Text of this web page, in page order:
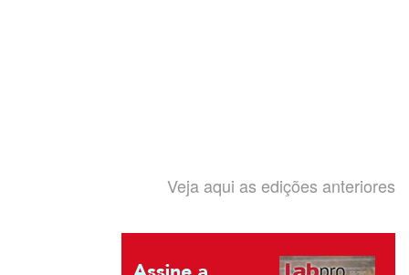
Veja aqui as edições anteriores